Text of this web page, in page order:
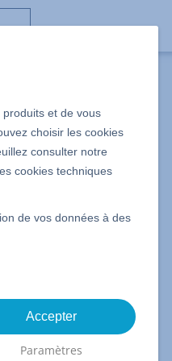
produits et de vous
choisir les cookies
consulter notre
les cookies techniques
de vos données à des
Accepter
Paramètres